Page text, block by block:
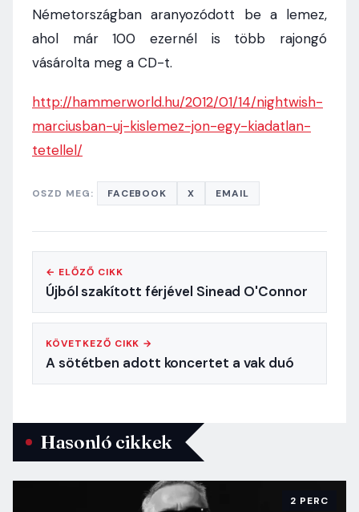
Németországban aranyozódott be a lemez,
ahol már 100 ezernél is több rajongó
vásárolta meg a CD-t.
http://hammerworld.hu/2012/01/14/nightwish-
marciusban-uj-kislemez-jon-egy-kiadatlan-
tetellel/
OSZD MEG: FACEBOOK X EMAIL
← ELŐZŐ CIKK
Újból szakított férjével Sinead O'Connor
KÖVETKEZŐ CIKK →
A sötétben adott koncertet a vak duó
Hasonló cikkek
2 PERC